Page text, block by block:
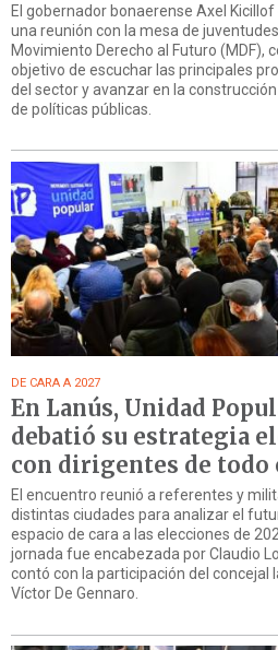
El gobernador bonaerense Axel
una reunión con la mesa de
Movimiento Derecho al Futuro (MDF),
objetivo de escuchar las principales
del sector y avanzar en la
de políticas públicas.
DE CARA A 2027
En Lanús, Unidad
debatió su estrategia
con dirigentes de todo
El encuentro reunió a referentes y
distintas ciudades para analizar el
espacio de cara a las elecciones de
jornada fue encabezada por Claudio
contó con la participación del concejal
Víctor De Gennaro.